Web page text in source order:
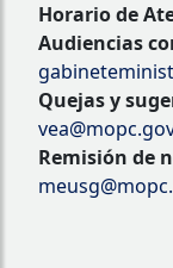
Horario de
Audiencias
Quejas y
Remisión de